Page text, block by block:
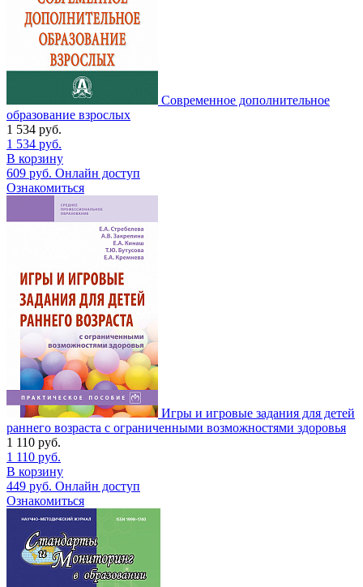
Современное дополнительное
образование взрослых
1 534 руб.
1 534 руб.
В корзину
609 руб. Онлайн доступ
Ознакомиться
Игры и игровые задания для детей
раннего возраста с ограниченными возможностями здоровья
1 110 руб.
1 110 руб.
В корзину
449 руб. Онлайн доступ
Ознакомиться